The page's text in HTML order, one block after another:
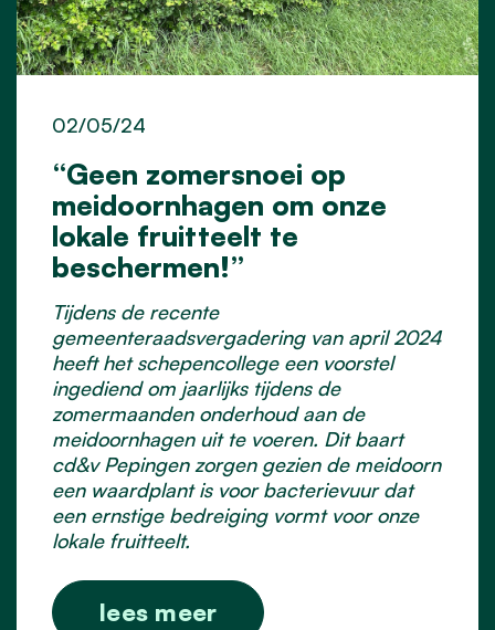
“Geen zomersnoei op
meidoornhagen om onze
lokale fruitteelt te
beschermen!”
02/05/24
Tijdens de recente
gemeenteraadsvergadering van april 2024
heeft het schepencollege een voorstel
ingediend om jaarlijks tijdens de
zomermaanden onderhoud aan de
meidoornhagen uit te voeren. Dit baart
cd&v Pepingen zorgen gezien de meidoorn
een waardplant is voor bacterievuur dat
een ernstige bedreiging vormt voor onze
lokale fruitteelt.
lees meer